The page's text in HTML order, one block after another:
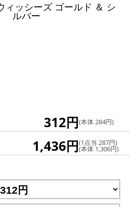
ィッシーズ ゴールド ＆ シ
ルバー
312円(本体 284円)
1,436円(1点当 287円)
(本体 1,306円)